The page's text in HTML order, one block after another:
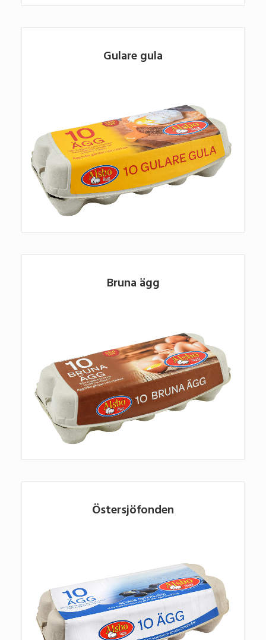
Gulare gula
Bruna ägg
Östersjöfonden